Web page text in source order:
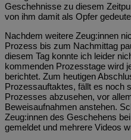
Geschehnisse zu diesem
von ihm damit als Opfer
Nachdem weitere Zeug:innen
Prozess bis zum Nachmittag
diesem Tag konnte ich leider
kommenden Prozesstage wird
berichtet. Zum heutigen
Prozessauftaktes, fällt es noch
Prozesses abzusehen, vor
Beweisaufnahmen anstehen.
Zeug:innen des Geschehens
gemeldet und mehrere Videos